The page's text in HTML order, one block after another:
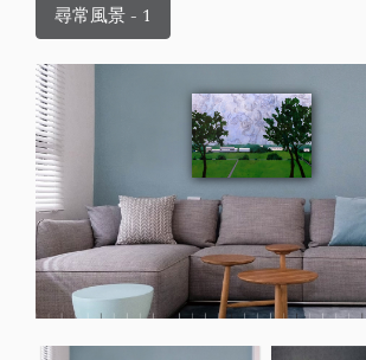
尋常風景 - 1